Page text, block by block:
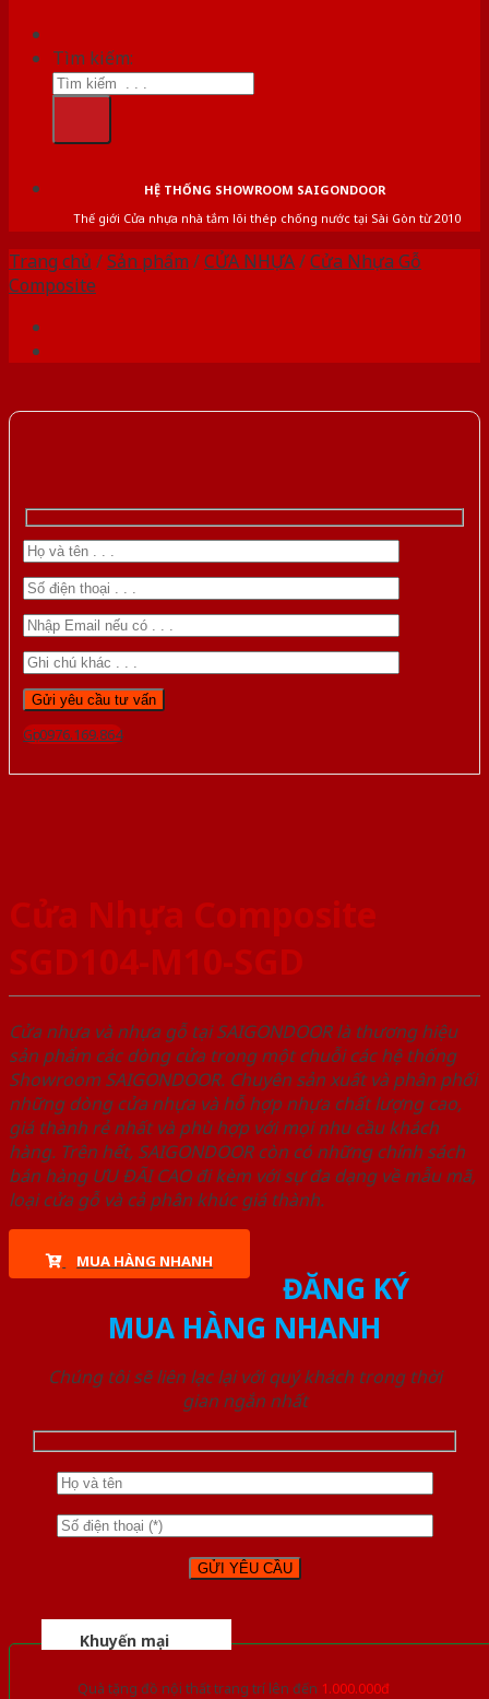
Tìm kiếm:
HỆ THỐNG SHOWROOM SAIGONDOOR
Thế giới Cửa nhựa nhà tắm lõi thép chống nước tại Sài Gòn từ 2010
Trang chủ /Sản phẩm /CỬA NHỰA/Cửa Nhựa Gỗ
Composite
Gọi 0976.169.864
Cửa Nhựa Composite
SGD104-M10-SGD
Cửa nhựa và nhựa gỗ tại SAIGONDOOR là thương hiệu
sản phẩm các dòng cửa trong một chuỗi các hệ thống
Showroom SAIGONDOOR. Chuyên sản xuất và phân phối
những dòng cửa nhựa và hỗ hợp nhựa chất lượng cao,
giá thành rẻ nhất và phù hợp với mọi nhu cầu khách
hàng. Trên hết, SAIGONDOOR còn có những chính sách
bán hàng ƯU ĐÃI CAO đi kèm với sự đa dạng về mẫu mã,
loại cửa gỗ và cả phân khúc giá thành.
MUA HÀNG NHANH
ĐĂNG KÝ
MUA HÀNG NHANH
Chúng tôi sẽ liên lạc lại với quý khách trong thời
gian ngắn nhất
Khuyến mại
Quà tặng đồ nội thất trang trí lên đến 1.000.000đ